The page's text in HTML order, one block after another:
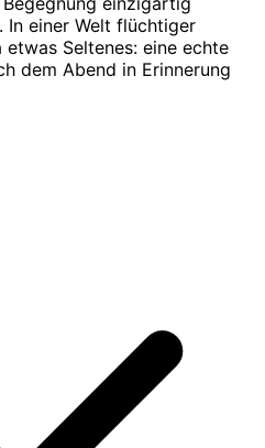
In einer Welt flüchtiger
Seltenes: eine echte
dem Abend in Erinnerung